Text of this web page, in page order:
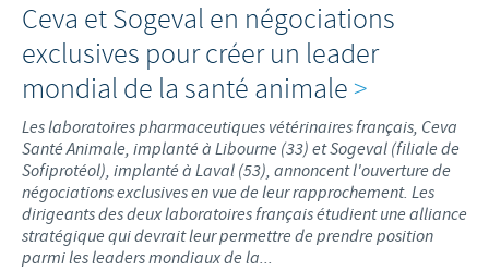
Ceva et Sogeval en négociations
exclusives pour créer un leader
mondial de la santé animale >
Les laboratoires pharmaceutiques vétérinaires français, Ceva
Santé Animale, implanté à Libourne (33) et Sogeval (filiale de
Sofiprotéol), implanté à Laval (53), annoncent l'ouverture de
négociations exclusives en vue de leur rapprochement. Les
dirigeants des deux laboratoires français étudient une alliance
stratégique qui devrait leur permettre de prendre position
parmi les leaders mondiaux de la...